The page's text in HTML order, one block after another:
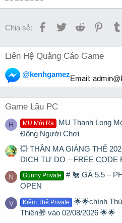
Chia sẻ: Facebook
TwitterReddit
Liên Hệ Quảng Cáo Game
@kenhgamezEmail:
Game Lậu PC
H MU Mới Ra
MU Thanh Long
Đông Người Chơi
💥 THẦN MA GIÁNG THẾ
DỊCH TỰ DO – FREE CODE
N Gunny Private
# 🐔 GÀ 5.5 –
OPEN
V Kiếm Thế Private
🌟🌟chính
Thiên🎁 vào 02/08/2026 🌟🌟